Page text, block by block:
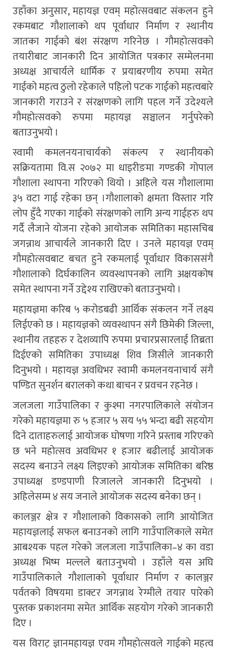
उहाँका अनुसार, महायज्ञ एवम् महोत्सवबाट संकलन हुने
रकमबाट गौशालाको थप पूर्वाधार निर्माण र स्थानीय
जातका गाईको बंश संरक्षण गरिनेछ । गौमहोत्सवको
तयारीबाट जानकारी दिन आयोजित पत्रकार सम्मेलनमा
अध्यक्ष आचार्यले धार्मिक र प्रयाबरणीय रुपमा समेत
गाईको महत्व ठुलो रहेकाले पहिलो पटक गाईको महत्वबारे
जानकारी गराउने र संरक्षणको लागि पहल गर्ने उदेश्यले
गौमहोत्सवको रुपमा महायज्ञ सञ्चालन गर्नुपरेको
बताउनुभयो ।
स्वामी कमलनयनाचार्यको संकल्प र स्थानीयको
सक्रियतामा वि.स २०७२ मा धाइरीङमा गण्डकी गोपाल
गौशाला स्थापना गरिएको थियो । अहिले यस गौशालामा
३५ वटा गाई रहेका छन् ।गौशालाको क्षमता विस्तार गरि
लोप हुँदै गएका गाईको संरक्षणको लागि अन्य गाईहरु थप
गर्दै लैजाने योजना रहेको आयोजक समितिका महासचिब
जगन्नाथ आचार्यले जानकारी दिए । उनले महायज्ञ एवम्
गौमहोत्सवबाट बचत हुने रकमलाई पूर्वाधार विकाससंगै
गौशालाको दिर्घकालिन व्यवस्थापनको लागि अक्षयकोष
समेत स्थापना गर्ने उद्देश्य राखिएको बताउनुभयो ।
महायज्ञमा करिब ५ करोडबढी आर्थिक संकलन गर्ने लक्ष्य
लिईएको छ । महायज्ञको व्यवस्थापन संगै छिमेकी जिल्ला,
स्थानीय तहहरु र देशव्यापि रुपमा प्रचारप्रसारलाई तिब्रता
दिईएको समितिका उपाध्यक्ष शिव जिसीले जानकारी
दिनुभयो । महायज्ञ अवधिभर स्वामी कमलनयनाचार्य संगै
पण्डित सुनर्शन बरालको कथा बाचन र प्रवचन रहनेछ ।
जलजला गाउँपालिका र कुश्मा नगरपालिकाले संयोजन
गरेको महायज्ञमा रु ५ हजार ५ सय ५५ भन्दा बढी सहयोग
दिने दाताहरुलाई आयोजक घोषणा गरिने प्रस्ताब गरिएको
छ भने महोत्सव अवधिभर १ हजार बढीलाई आयोजक
सदस्य बनाउने लक्ष्य लिइएको आयोजक समितिका बरिष्ठ
उपाध्यक्ष डण्डपाणी रिजालले जानकारी दिनुभयो ।
अहिलेसम्म ४ सय जनाले आयोजक सदस्य बनेका छन् ।
कालञ्जर क्षेत्र र गौशालाको विकासको लागि आयोजित
महायज्ञलाई सफल बनाउनको लागि गाउँपालिकाले समेत
आबश्यक पहल गरेको जलजला गाउँपालिका–४ का वडा
अध्यक्ष भिष्म मल्लले बताउनुभयो । उहाँले यस अघि
गाउँपालिकाले गौशालाको पूर्वाधार निर्माण र कालञ्जर
पर्वतको विषयमा डाक्टर जगन्नाथ रेग्मीले तयार पारेको
पुस्तक प्रकाशनमा समेत आर्थिक सहयोग गरेको जानकारी
दिए ।
यस विराट् ज्ञानमहायज्ञ एवम गौमहोत्सवले गाईको महत्व